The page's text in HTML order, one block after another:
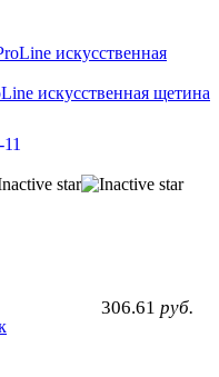
искусственная щетина
306.61 руб.